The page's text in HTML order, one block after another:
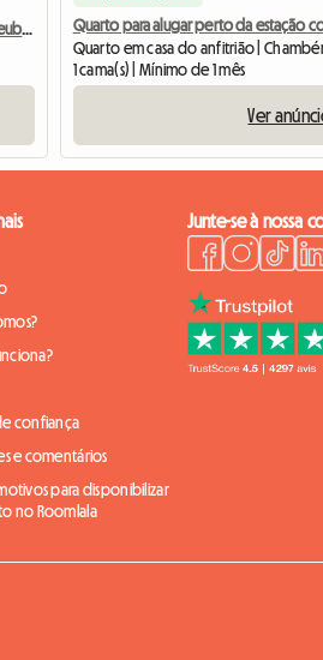
Colocation à Chambéry 73000 Coloc Chambre Meublée
Quarto para alugar perto da estação
Quarto em casa do anfitrião |
1 cama(s) | Mínimo de 1 mês
Ver
confiança
e comentários
para disponibilizar
no Roomlala
Junte-se à nossa